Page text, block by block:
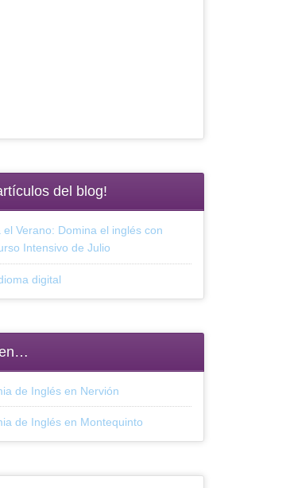
del blog!
el Verano: Domina el inglés con
Intensivo de Julio
digital
de Inglés en Nervión
de Inglés en Montequinto